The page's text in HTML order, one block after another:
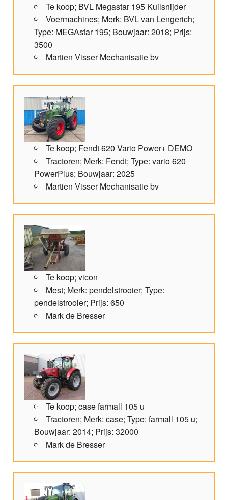
Te koop; BVL Megastar 195 Kuilsnijder
Voermachines; Merk: BVL van Lengerich;
Type: MEGAstar 195; Bouwjaar: 2018; Prijs:
3500
Martien Visser Mechanisatie bv
Te koop; Fendt 620 Vario Power+ DEMO
Tractoren; Merk: Fendt; Type: vario 620
PowerPlus; Bouwjaar: 2025
Martien Visser Mechanisatie bv
Te koop; vicon
Mest; Merk: pendelstrooier; Type:
pendelstrooier; Prijs: 650
Mark de Bresser
Te koop; case farmall 105 u
Tractoren; Merk: case; Type: farmall 105 u;
Bouwjaar: 2014; Prijs: 32000
Mark de Bresser